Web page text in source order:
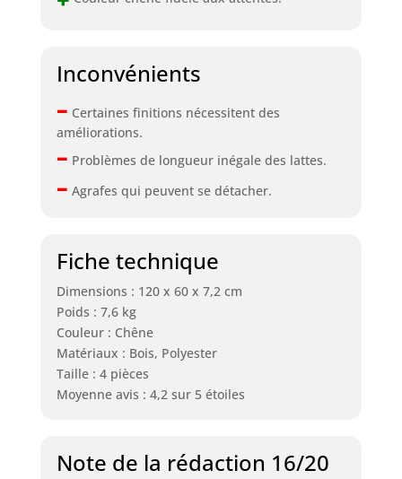
Inconvénients
– Certaines finitions nécessitent des
améliorations.
– Problèmes de longueur inégale des lattes.
– Agrafes qui peuvent se détacher.
Fiche technique
Dimensions : 120 x 60 x 7,2 cm
Poids : 7,6 kg
Couleur : Chêne
Matériaux : Bois, Polyester
Taille : 4 pièces
Moyenne avis : 4,2 sur 5 étoiles
Note de la rédaction 16/20